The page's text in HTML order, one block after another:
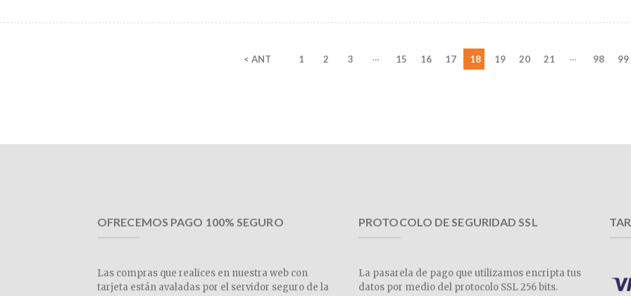
< ANT 1 2 3 … 15 16 17 18 19 20 21 … 98 99
OFRECEMOS PAGO 100% SEGURO
Las compras que realices en nuestra web con
tarjeta están avaladas por el servidor seguro de la
PROTOCOLO DE SEGURIDAD SSL
La pasarela de pago que utilizamos encripta tus
datos por medio del protocolo SSL 256 bits.